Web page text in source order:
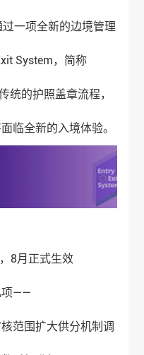
一项全新的边境管理
System，简称
统的护照盖章流程，
临全新的入境体验。
8月正式生效
项——
范围扩大供分机制调